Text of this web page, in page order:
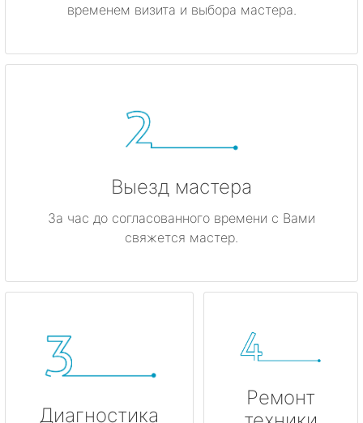
временем визита и выбора мастера.
Выезд мастера
За час до согласованного времени с Вами
свяжется мастер.
Диагностика
Ремонт